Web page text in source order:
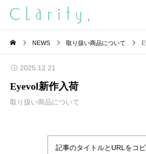
NEWS 取り扱い商品について
2025.12.21
Eyevol新作入荷
取り扱い商品について
記事のタイトルとURLをコ